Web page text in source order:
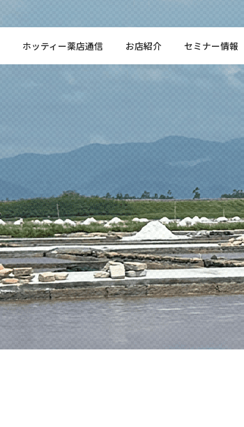
ホッティー薬店通信 お店紹介 セミナー情報